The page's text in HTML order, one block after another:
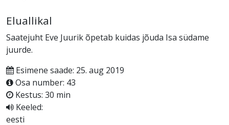
Eluallikal
Saatejuht Eve Juurik õpetab kuidas jõuda Isa südame
juurde.
Esimene saade: 25. aug 2019
Osa number: 43
Kestus: 30 min
Keeled:
eesti